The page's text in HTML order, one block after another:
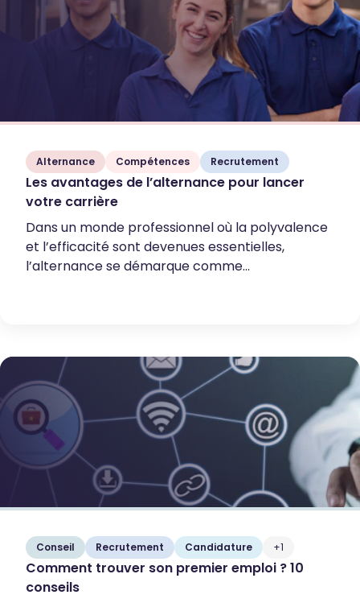
Alternance Compétences Recrutement
Les avantages de l’alternance pour lancer
votre carrière
Dans un monde professionnel où la polyvalence
et l’efficacité sont devenues essentielles,
l’alternance se démarque comme...
Conseil Recrutement Candidature +1
Comment trouver son premier emploi ? 10
conseils